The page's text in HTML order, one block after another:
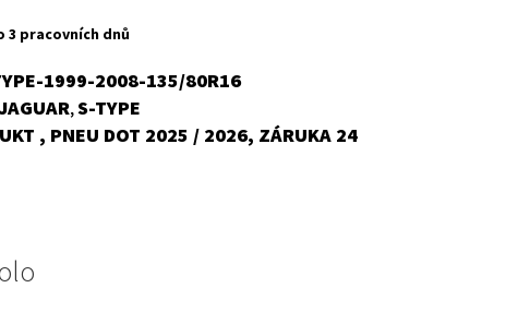
is:
3
687,40Kč.
3 pracovních dnů
1999-2008-135/80R16
,S-TYPE
, PNEU DOT 2025 / 2026, ZÁRUKA 24